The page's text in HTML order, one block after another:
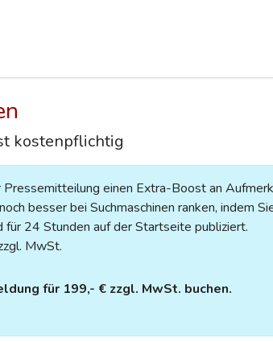
kostenpflichtig
Pressemitteilung einen Extra-Boost an
besser bei Suchmaschinen ranken, indem
für 24 Stunden auf der Startseite publiziert.
MwSt.
für 199,- € zzgl. MwSt. buchen.